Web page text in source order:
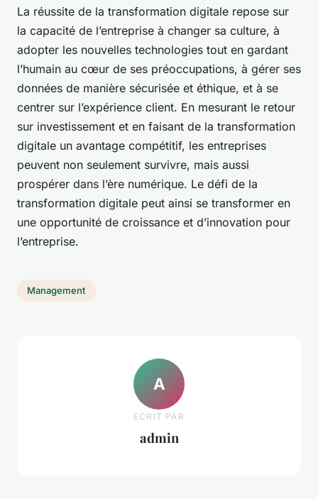
La réussite de la transformation digitale repose sur
la capacité de l’entreprise à changer sa culture, à
adopter les nouvelles technologies tout en gardant
l’humain au cœur de ses préoccupations, à gérer ses
données de manière sécurisée et éthique, et à se
centrer sur l’expérience client. En mesurant le retour
sur investissement et en faisant de la transformation
digitale un avantage compétitif, les entreprises
peuvent non seulement survivre, mais aussi
prospérer dans l’ère numérique. Le défi de la
transformation digitale peut ainsi se transformer en
une opportunité de croissance et d’innovation pour
l’entreprise.
Management
A
ECRIT PAR
admin